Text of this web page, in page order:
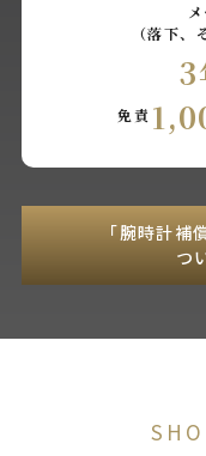
（落下、
3
免責
「腕時計補
つ